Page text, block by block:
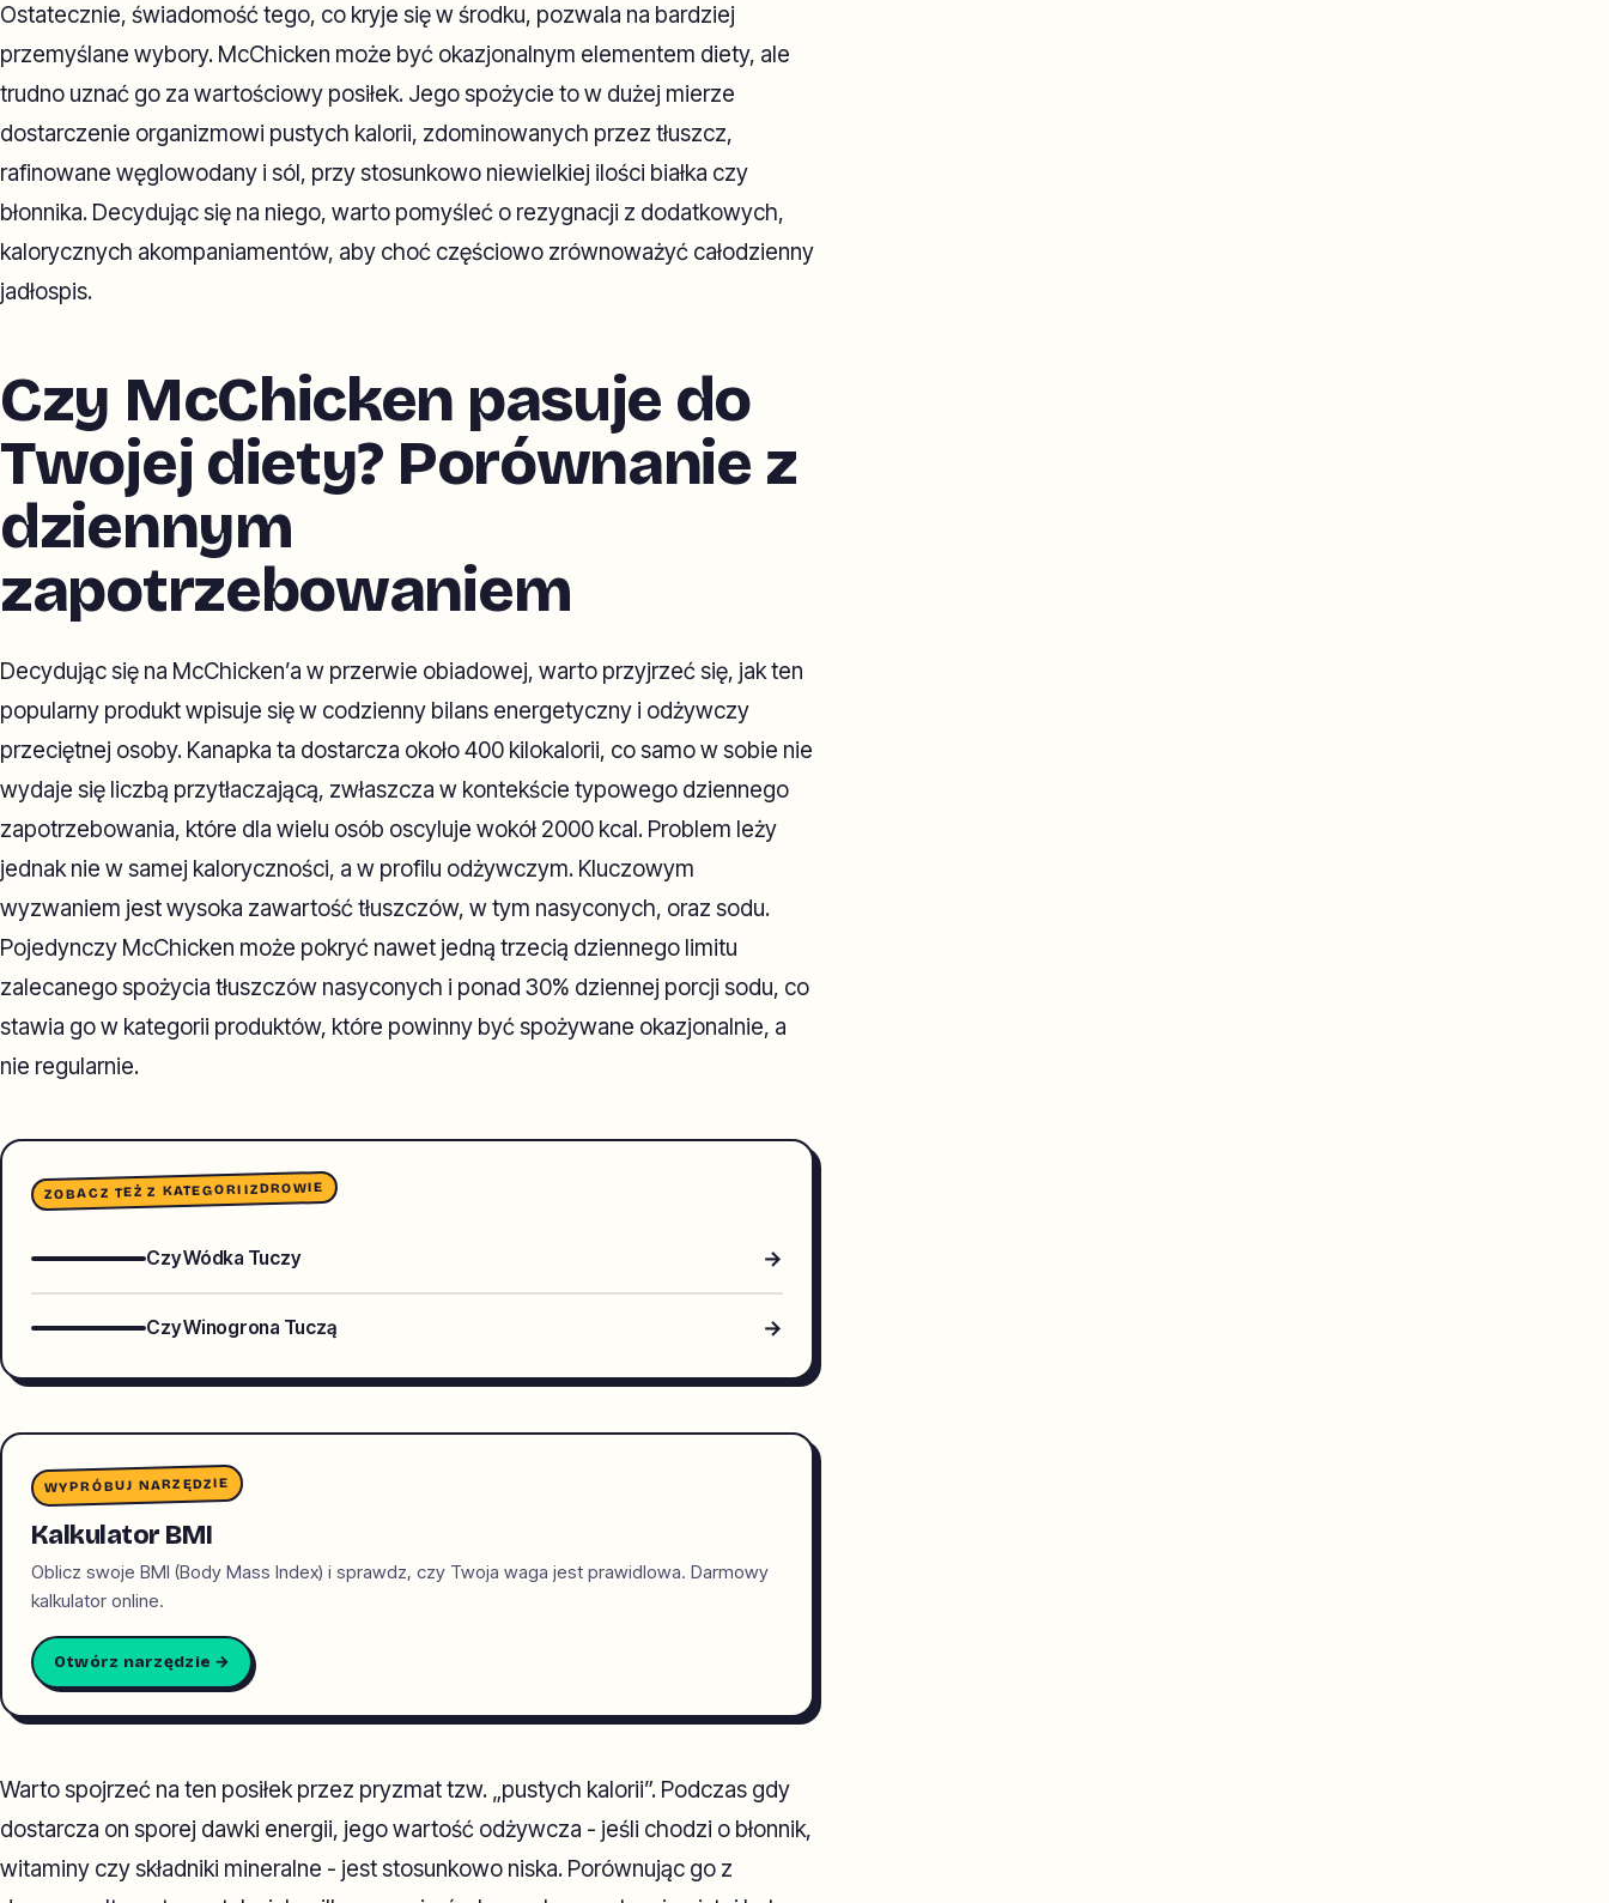
Ostatecznie, świadomość tego, co kryje się w środku, pozwala na bardziej
przemyślane wybory. McChicken może być okazjonalnym elementem diety, ale
trudno uznać go za wartościowy posiłek. Jego spożycie to w dużej mierze
dostarczenie organizmowi pustych kalorii, zdominowanych przez tłuszcz,
rafinowane węglowodany i sól, przy stosunkowo niewielkiej ilości białka czy
błonnika. Decydując się na niego, warto pomyśleć o rezygnacji z dodatkowych,
kalorycznych akompaniamentów, aby choć częściowo zrównoważyć całodzienny
jadłospis.
Czy McChicken pasuje do
Twojej diety? Porównanie z
dziennym
zapotrzebowaniem
Decydując się na McChicken’a w przerwie obiadowej, warto przyjrzeć się, jak ten
popularny produkt wpisuje się w codzienny bilans energetyczny i odżywczy
przeciętnej osoby. Kanapka ta dostarcza około 400 kilokalorii, co samo w sobie nie
wydaje się liczbą przytłaczającą, zwłaszcza w kontekście typowego dziennego
zapotrzebowania, które dla wielu osób oscyluje wokół 2000 kcal. Problem leży
jednak nie w samej kaloryczności, a w profilu odżywczym. Kluczowym
wyzwaniem jest wysoka zawartość tłuszczów, w tym nasyconych, oraz sodu.
Pojedynczy McChicken może pokryć nawet jedną trzecią dziennego limitu
zalecanego spożycia tłuszczów nasyconych i ponad 30% dziennej porcji sodu, co
stawia go w kategorii produktów, które powinny być spożywane okazjonalnie, a
nie regularnie.
ZOBACZ TEŻ Z KATEGORIIZDROWIE
Czy Wódka Tuczy →
Czy Winogrona Tuczą →
WYPRÓBUJ NARZĘDZIE
Kalkulator BMI
Oblicz swoje BMI (Body Mass Index) i sprawdz, czy Twoja waga jest prawidlowa. Darmowy
kalkulator online.
Otwórz narzędzie →
Warto spojrzeć na ten posiłek przez pryzmat tzw. „pustych kalorii”. Podczas gdy
dostarcza on sporej dawki energii, jego wartość odżywcza - jeśli chodzi o błonnik,
witaminy czy składniki mineralne - jest stosunkowo niska. Porównując go z